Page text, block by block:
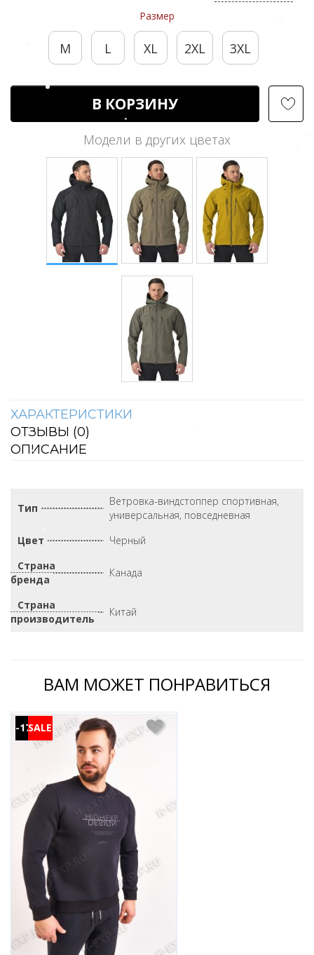
Размер
M L XL 2XL 3XL
В КОРЗИНУ
Модели в других цветах
ХАРАКТЕРИСТИКИ
ОТЗЫВЫ (0)
ОПИСАНИЕ
Тип
Ветровка-виндстоппер спортивная,
универсальная, повседневная
Цвет
Черный
Страна
бренда
Канада
Страна
производитель
Китай
ВАМ МОЖЕТ ПОНРАВИТЬСЯ
-17%